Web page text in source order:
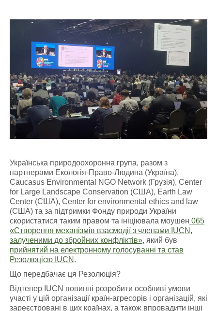
Українська природоохоронна група, разом з
партнерами Екологія-Право-Людина (Україна),
Caucasus Environmental NGO Network (Грузія), Center
for Large Landscape Conservation (США), Earth Law
Center (США), Center for environmental ethics and law
(США) та за підтримки Фонду природи України
скористатися таким правом та ініціювала моушен 065
«Створення механізмів взаємодії з членами IUCN,
залученими до збройних конфліктів», який був
прийнятий на електронному голосуванні та став
Резолюцією IUCN .
Що передбачає ця Резолюція?
Відтепер IUCN повинні розробити особливі умови
участі у цій організації країн-агресорів і організацій, які
зареєстровані в цих країнах, а також впровадити інші